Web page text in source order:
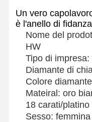
Un vero
è l'anello di
Nome del
HW
Tipo di impresa:
Diamante di
Colore
Mateiral: oro
18 carati/platino
Sesso: femmina